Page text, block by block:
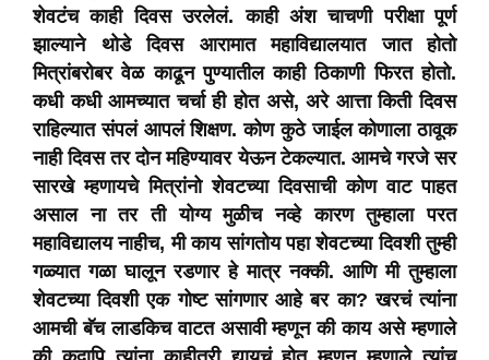
शेवटंच काही दिवस उरलेलं. काही अंश चाचणी परीक्षा पूर्ण
झाल्याने थोडे दिवस आरामात महाविद्यालयात जात होतो
मित्रांबरोबर वेळ काढून पुण्यातील काही ठिकाणी फिरत होतो.
कधी कधी आमच्यात चर्चा ही होत असे, अरे आत्ता किती दिवस
राहिल्यात संपलं आपलं शिक्षण. कोण कुठे जाईल कोणाला ठावूक
नाही दिवस तर दोन महिण्यावर येऊन टेकल्यात. आमचे गरजे सर
सारखे म्हणायचे मित्रांनो शेवटच्या दिवसाची कोण वाट पाहत
असाल ना तर ती योग्य मुळीच नव्हे कारण तुम्हाला परत
महाविद्यालय नाहीच, मी काय सांगतोय पहा शेवटच्या दिवशी तुम्ही
गळ्यात गळा घालून रडणार हे मात्र नक्की. आणि मी तुम्हाला
शेवटच्या दिवशी एक गोष्ट सांगणार आहे बर का? खरचं त्यांना
आमची बॅच लाडकिच वाटत असावी म्हणून की काय असे म्हणाले